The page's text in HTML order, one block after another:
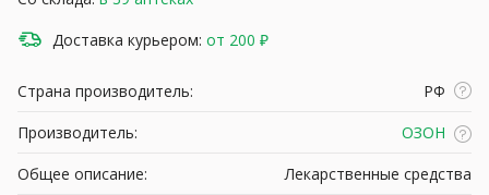
Доставка курьером: от 200 ₽
Страна производитель:
РФ
Производитель:
ОЗОН
Общее описание:
Лекарственные средства